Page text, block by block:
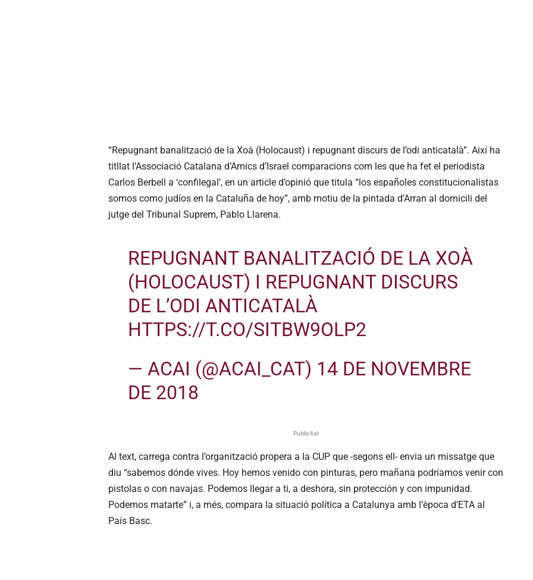
“Repugnant banalització de la Xoà (Holocaust) i repugnant discurs de l’odi anticatalà”. Així ha
titllat l’Associació Catalana d’Amics d’Israel comparacions com les que ha fet el periodista
Carlos Berbell a ‘confilegal’, en un article d’opinió que titula “los españoles constitucionalistas
somos como judíos en la Cataluña de hoy”, amb motiu de la pintada d’Arran al domicili del
jutge del Tribunal Suprem, Pablo Llarena.
REPUGNANT BANALITZACIÓ DE LA XOÀ
(HOLOCAUST) I REPUGNANT DISCURS
DE L’ODI ANTICATALÀ
HTTPS://T.CO/SITBW9OLP2
— ACAI (@ACAI_CAT) 14 DE NOVEMBRE
DE 2018
Publicitat
Al text, carrega contra l’organització propera a la CUP que -segons ell- envia un missatge que
diu “sabemos dónde vives. Hoy hemos venido con pinturas, pero mañana podríamos venir con
pistolas o con navajas. Podemos llegar a ti, a deshora, sin protección y con impunidad.
Podemos matarte” i, a més, compara la situació política a Catalunya amb l’època d’ETA al
País Basc.